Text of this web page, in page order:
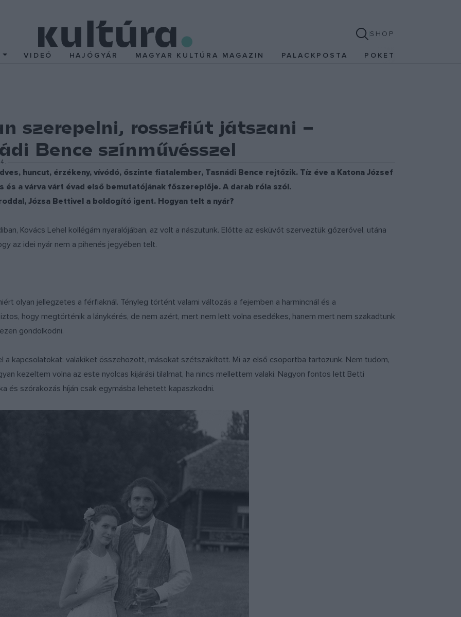
SHOP
VIDEÓ HAJÓGYÁR MAGYAR KULTÚRA MAGAZIN PALACKPOSTA POKET
szerepelni, rosszfiút játszani –
Bence színművésszel
huncut, érzékeny, vívódó, őszinte fiatalember, Tasnádi Bence rejtőzik. Tíz éve a Katona József
és a várva várt évad első bemutatójának főszereplője. A darab róla szól.
Józsa Bettivel a boldogító igent. Hogyan telt a nyár?
Kovács Lehel kollégám nyaralójában, az volt a nászutunk. Előtte az esküvőt szerveztük gőzerővel, utána
az idei nyár nem a pihenés jegyében telt.
olyan jellegzetes a férfiaknál. Tényleg történt valami változás a fejemben a harmincnál és a
hogy megtörténik a lánykérés, de nem azért, mert nem lett volna esedékes, hanem mert nem szakadtunk
gondolkodni.
a kapcsolatokat: valakiket összehozott, másokat szétszakított. Mi az első csoportba tartozunk. Nem tudom,
kezeltem volna az este nyolcas kijárási tilalmat, ha nincs mellettem valaki. Nagyon fontos lett Betti
és szórakozás híján csak egymásba lehetett kapaszkodni.